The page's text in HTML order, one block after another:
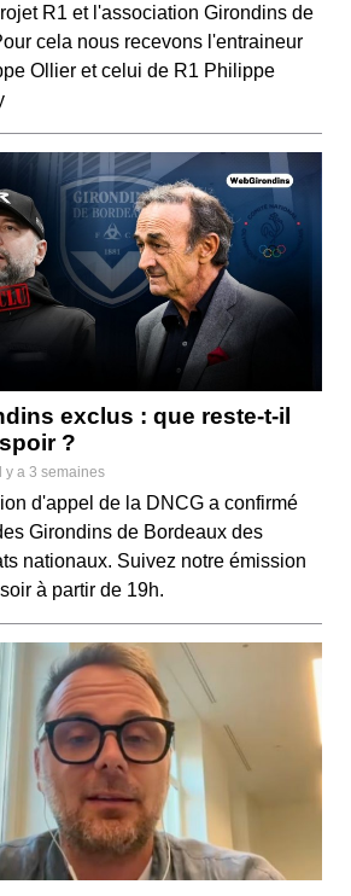
R1 et l'association Girondins de
cela nous recevons l'entraineur
Ollier et celui de R1 Philippe
exclus : que reste-t-il
?
y a 3 semaines
d'appel de la DNCG a confirmé
Girondins de Bordeaux des
nationaux. Suivez notre émission
à partir de 19h.